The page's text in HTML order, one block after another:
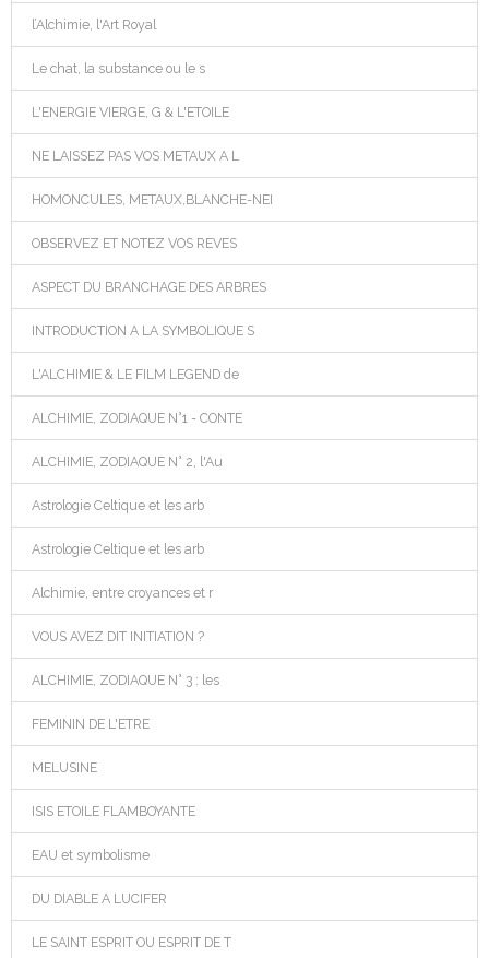
l’Alchimie, l'Art Royal
Le chat, la substance ou le s
L'ENERGIE VIERGE, G & L'ETOILE
NE LAISSEZ PAS VOS METAUX A L
HOMONCULES, METAUX,BLANCHE-NEI
OBSERVEZ ET NOTEZ VOS REVES
ASPECT DU BRANCHAGE DES ARBRES
INTRODUCTION A LA SYMBOLIQUE S
L'ALCHIMIE & LE FILM LEGEND de
ALCHIMIE, ZODIAQUE N°1 - CONTE
ALCHIMIE, ZODIAQUE N° 2, l'Au
Astrologie Celtique et les arb
Astrologie Celtique et les arb
Alchimie, entre croyances et r
VOUS AVEZ DIT INITIATION ?
ALCHIMIE, ZODIAQUE N° 3 : les
FEMININ DE L'ETRE
MELUSINE
ISIS ETOILE FLAMBOYANTE
EAU et symbolisme
DU DIABLE A LUCIFER
LE SAINT ESPRIT OU ESPRIT DE T